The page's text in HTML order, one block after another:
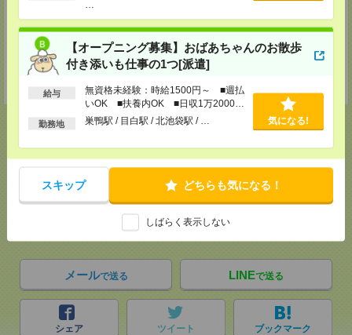
【オープニング募集】おばあちゃんのお散歩
付き添いも仕事の1つ[派遣]
給与
無資格未経験：時給1500円～ ■週払
いOK ■扶養内OK ■日収1万2000円
以上
勤務地 巣鴨駅 / 目白駅 / 北池袋駅 / … 気になる!
スキップ どちらも気になる！
しばらく表示しない
支社内）
TEL：0120-921-871
MAIL：worker@nissonet.co.jp
担当：採用担当者
応募ページへ
気になる！
メールで送る LINEで送る
シェア ツイート ブックマーク